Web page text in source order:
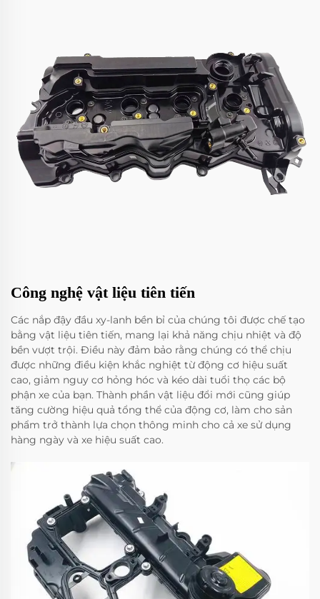
Công nghệ vật liệu tiên tiến
Các nắp đậy đầu xy-lanh bền bỉ của chúng tôi được chế tạo
bằng vật liệu tiên tiến, mang lại khả năng chịu nhiệt và độ
bền vượt trội. Điều này đảm bảo rằng chúng có thể chịu
được những điều kiện khắc nghiệt từ động cơ hiệu suất
cao, giảm nguy cơ hỏng hóc và kéo dài tuổi thọ các bộ
phận xe của bạn. Thành phần vật liệu đổi mới cũng giúp
tăng cường hiệu quả tổng thể của động cơ, làm cho sản
phẩm trở thành lựa chọn thông minh cho cả xe sử dụng
hàng ngày và xe hiệu suất cao.